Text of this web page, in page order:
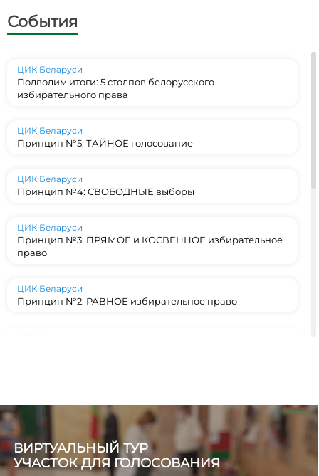
События
ЦИК Беларуси
Подводим итоги: 5 столпов белорусского
избирательного права
ЦИК Беларуси
Принцип №5: ТАЙНОЕ голосование
ЦИК Беларуси
Принцип №4: СВОБОДНЫЕ выборы
ЦИК Беларуси
Принцип №3: ПРЯМОЕ и КОСВЕННОЕ избирательное
право
ЦИК Беларуси
Принцип №2: РАВНОЕ избирательное право
строятся выборы в Беларуси?
ЦИК Беларуси
#ЭкспертноеМнение
ВИРТУАЛЬНЫЙ ТУР
УЧАСТОК ДЛЯ ГОЛОСОВАНИЯ